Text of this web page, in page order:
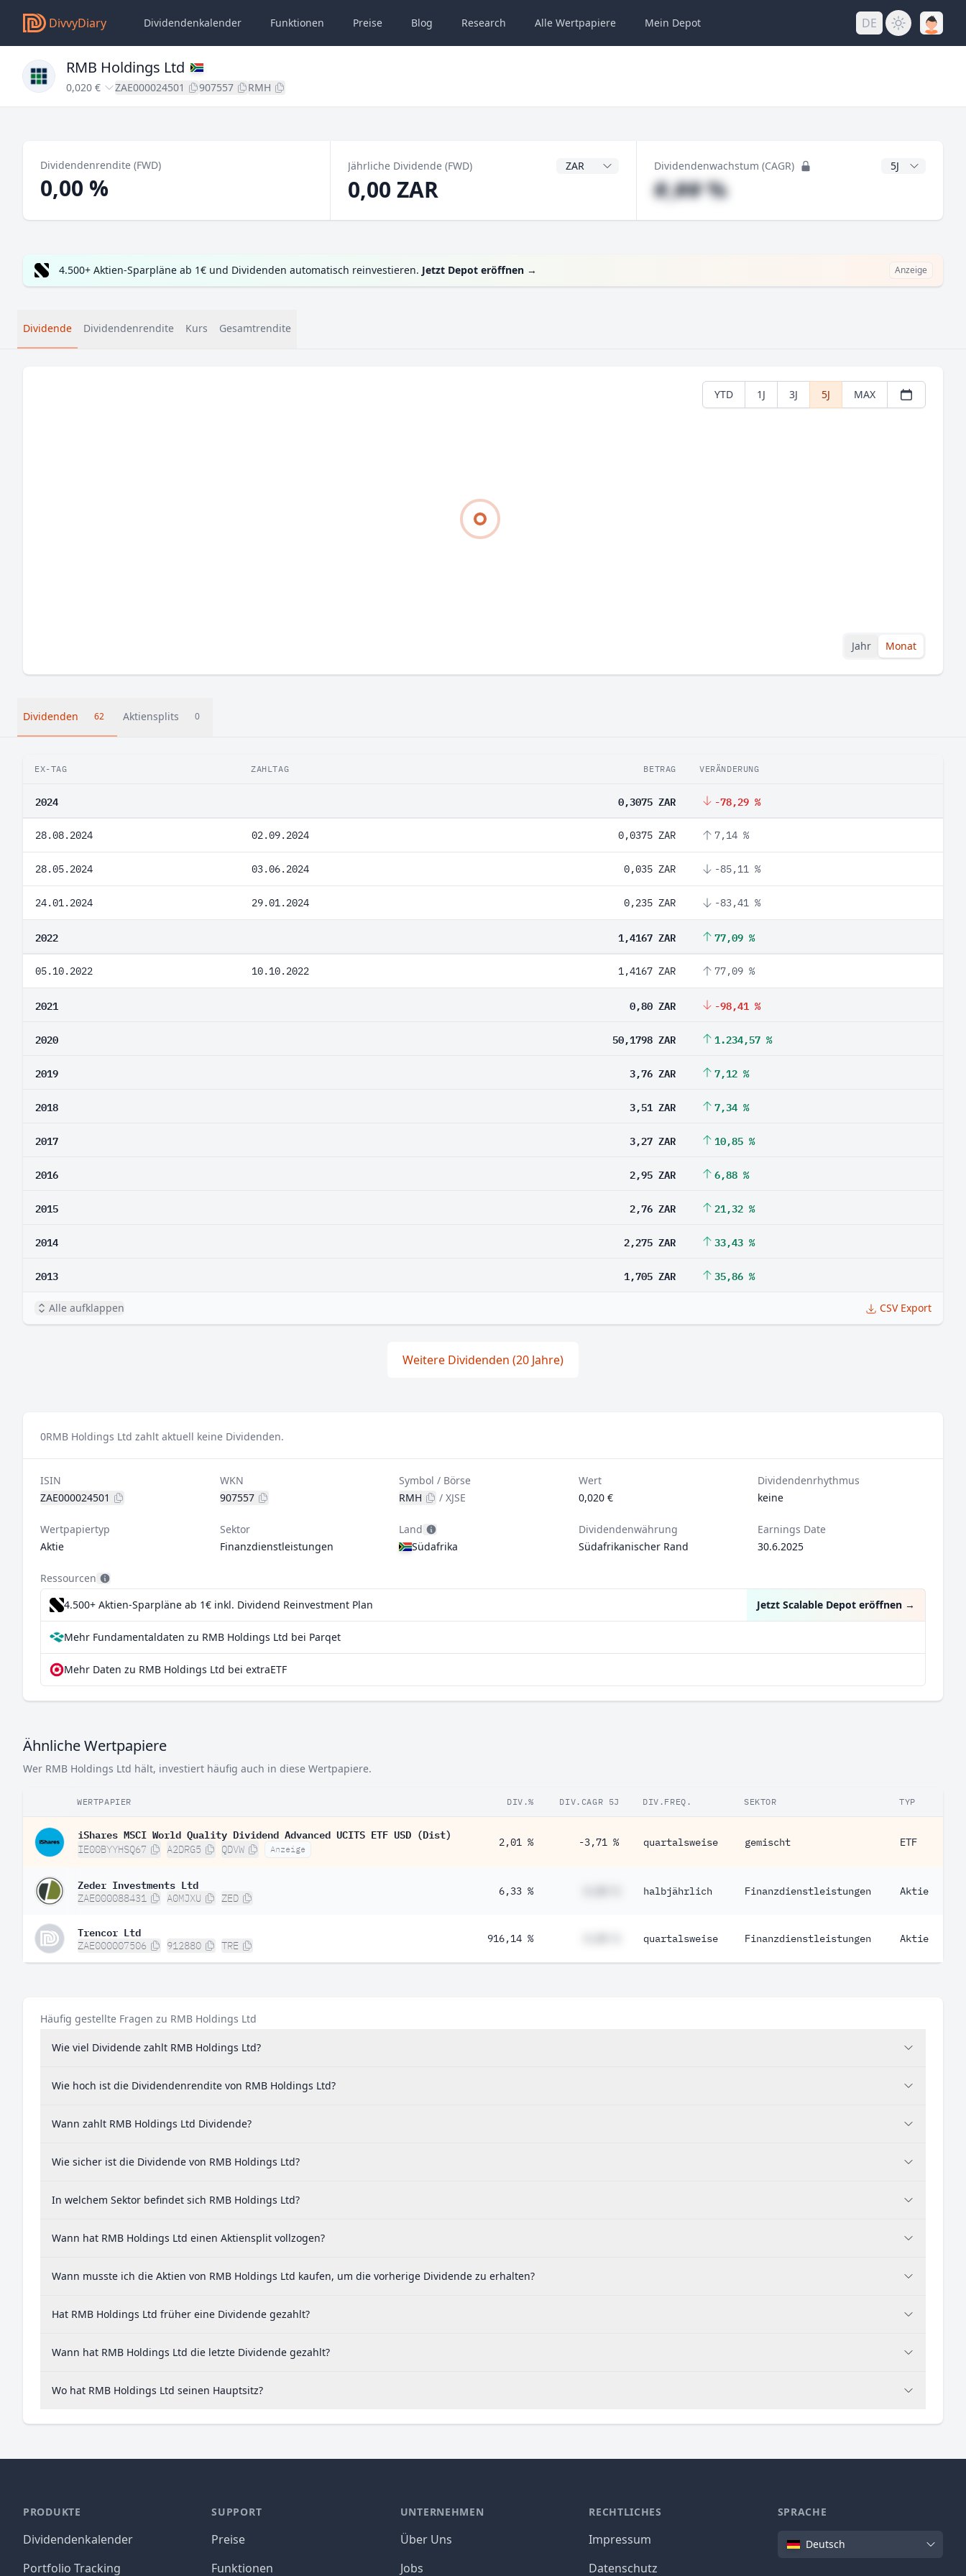
DivvyDiary Dividendenkalender Funktionen Preise Blog Research Alle Wertpapiere Mein Depot DE
RMB Holdings Ltd
0,020 € ZAE000024501 907557 RMH
Dividendenrendite (FWD)
0,00 %
Jährliche Dividende (FWD) Dividendenwährung
0,00 ZAR
Dividendenwachstum (CAGR) CAGR Jahre
#,## %
4.500+ Aktien-Sparpläne ab 1€ und Dividenden automatisch reinvestieren. Jetzt Depot eröffnen → Anzeige
Dividende Dividendenrendite Kurs Gesamtrendite
YTD 1J 3J 5J MAX
Jahr Monat
Dividenden 62 Aktiensplits 0
EX-TAG ZAHLTAG BETRAG VERÄNDERUNG
2024 0,3075 ZAR -78,29 %
28.08.2024 02.09.2024 0,0375 ZAR 7,14 %
28.05.2024 03.06.2024 0,035 ZAR -85,11 %
24.01.2024 29.01.2024 0,235 ZAR -83,41 %
2022 1,4167 ZAR 77,09 %
05.10.2022 10.10.2022 1,4167 ZAR 77,09 %
2021 0,80 ZAR -98,41 %
2020 50,1798 ZAR 1.234,57 %
2019 3,76 ZAR 7,12 %
2018 3,51 ZAR 7,34 %
2017 3,27 ZAR 10,85 %
2016 2,95 ZAR 6,88 %
2015 2,76 ZAR 21,32 %
2014 2,275 ZAR 33,43 %
2013 1,705 ZAR 35,86 %
Alle aufklappen CSV Export
Weitere Dividenden (20 Jahre)
0RMB Holdings Ltd zahlt aktuell keine Dividenden.
ISIN
ZAE000024501
WKN
907557
Symbol / Börse
RMH
/XJSE
Wert
0,020 €
Dividendenrhythmus
keine
Wertpapiertyp
Aktie
Sektor
Finanzdienstleistungen
Land
Südafrika
Dividendenwährung
Südafrikanischer Rand
Earnings Date
30.6.2025
Ressourcen
4.500+ Aktien-Sparpläne ab 1€ inkl. Dividend Reinvestment Plan Jetzt Scalable Depot eröffnen →
Mehr Fundamentaldaten zu RMB Holdings Ltd bei Parqet
Mehr Daten zu RMB Holdings Ltd bei extraETF
Ähnliche Wertpapiere
Wer RMB Holdings Ltd hält, investiert häufig auch in diese Wertpapiere.
WERTPAPIER DIV.% DIV.CAGR 5J DIV.FREQ. SEKTOR TYP
iShares MSCI World Quality Dividend Advanced UCITS ETF USD (Dist)
IE00BYYHSQ67 A2DRG5 QDVW Anzeige
2,01 % -3,71 % quartalsweise gemischt ETF
Zeder Investments Ltd
ZAE000088431 A0MJXU ZED
6,33 % halbjährlich Finanzdienstleistungen Aktie
Trencor Ltd
ZAE000007506 912880 TRE
916,14 % quartalsweise Finanzdienstleistungen Aktie
Häufig gestellte Fragen zu RMB Holdings Ltd
Wie viel Dividende zahlt RMB Holdings Ltd?
Wie hoch ist die Dividendenrendite von RMB Holdings Ltd?
Wann zahlt RMB Holdings Ltd Dividende?
Wie sicher ist die Dividende von RMB Holdings Ltd?
In welchem Sektor befindet sich RMB Holdings Ltd?
Wann hat RMB Holdings Ltd einen Aktiensplit vollzogen?
Wann musste ich die Aktien von RMB Holdings Ltd kaufen, um die vorherige Dividende zu erhalten?
Hat RMB Holdings Ltd früher eine Dividende gezahlt?
Wann hat RMB Holdings Ltd die letzte Dividende gezahlt?
Wo hat RMB Holdings Ltd seinen Hauptsitz?
PRODUKTE
Dividendenkalender
Portfolio Tracking
SUPPORT
Preise
Funktionen
UNTERNEHMEN
Über Uns
Jobs
RECHTLICHES
Impressum
Datenschutz
SPRACHE
SpracheDeutsch